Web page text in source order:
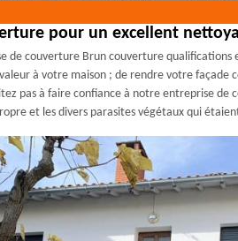
pour un excellent
de couverture Brun couverture qualifications
à votre maison ; de rendre votre façade
pas à faire confiance à notre entreprise
et les divers parasites végétaux qui